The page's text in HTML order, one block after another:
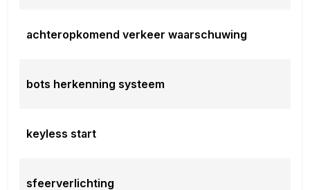
achteropkomend verkeer waarschuwing
bots herkenning systeem
keyless start
sfeerverlichting